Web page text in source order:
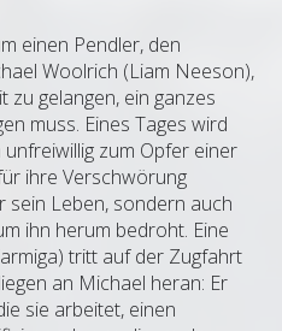
einen Pendler, den
Woolrich (Liam Neeson),
zu gelangen, ein ganzes
muss. Eines Tages wird
zum Opfer einer
ihre Verschwörung
sein Leben, sondern auch
ihn herum bedroht. Eine
tritt auf der Zugfahrt
an Michael heran: Er
sie arbeitet, einen